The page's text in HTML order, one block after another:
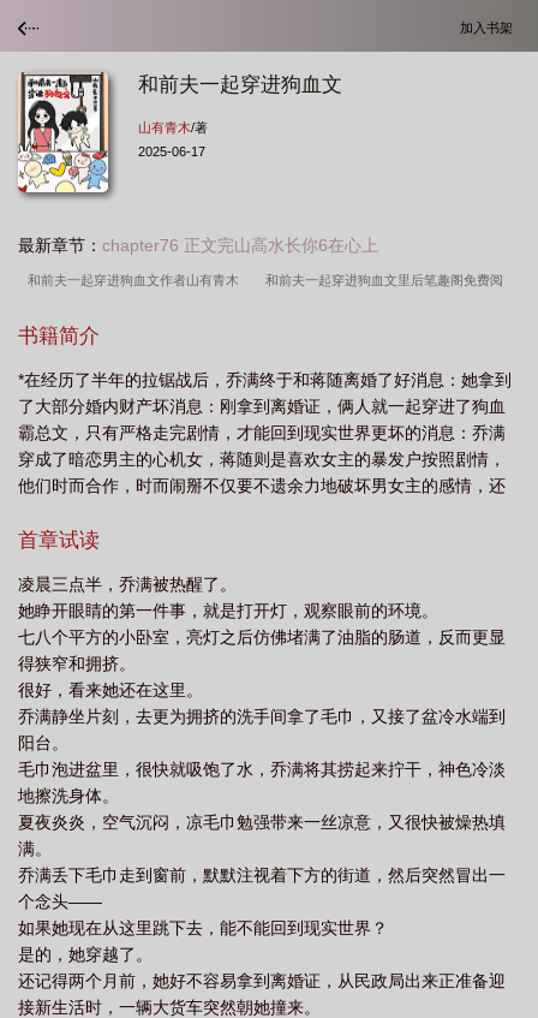
加入书架
和前夫一起穿进狗血文
山有青木/著
2025-06-17
最新章节： chapter76 正文完山高水长你6在心上
和前夫一起穿进狗血文作者山有青木 和前夫一起穿进狗血文里后笔趣阁免费阅
里后笔趣阁
读 和前夫一起穿越了 和前夫一起穿进狗血文100章 和前夫一起穿进狗血文
的世界 和前夫一起穿进狗血文txt 和前夫一起穿进狗血文里的 和前夫一起
穿进狗血文免费阅读番外 和前夫一起重生了[七零 和前夫一起穿进狗血文笔趣
阁71 前夫一起穿进狗血文作者山有青木 和前夫一起穿进狗血文类似的 和
青木 和前夫一起穿越了[七零
书籍简介
*在经历了半年的拉锯战后，乔满终于和蒋随离婚了好消息：她拿到
了大部分婚内财产坏消息：刚拿到离婚证，俩人就一起穿进了狗血
霸总文，只有严格走完剧情，才能回到现实世界更坏的消息：乔满
穿成了暗恋男主的心机女，蒋随则是喜欢女主的暴发户按照剧情，
他们时而合作，时而闹掰不仅要不遗余力地破坏男女主的感情，还
样，所有的大尺度剧情都在我俩身上，这合理吗？蒋随：请尊重作
钱，轻飘飘砸在乔满身上他：下次再欺负她，我就弄死你其他人：
台词很霸气，但你为什么要跪着说？#你们不懂，下一个剧情是她扇
我巴掌##我是演的，但她会玩真的##大概是一个‘真·豪门前夫妻，一
起在小学鸡霸总文里演弱智反派’的故事#================预收
《他是龙》快来快来收藏！文案：袁盈那个失踪三年的男朋友回来
了“你的意思是，你的真实身份是一条龙，当初不告而别是为了回到
龙国，跟兄弟姐妹抢亿万家产然后送给我？”“是的。”袁盈伸手：亿
万家产呢？烛风：没带袁盈：没带你回来干什么？烛风坦然地脱下
裤子：发*期到了，回来跟你生小龙袁盈微笑，报警#他真是龙##他
真有亿万家产##龙族进入成熟期后，非同族的伴侣身体也会发生某
些变化##所以把人撵走后，袁盈才发现，是她的发*期到了#
首章试读
凌晨三点半，乔满被热醒了。
她睁开眼睛的第一件事，就是打开灯，观察眼前的环境。
七八个平方的小卧室，亮灯之后仿佛堵满了油脂的肠道，反而更显
得狭窄和拥挤。
很好，看来她还在这里。
乔满静坐片刻，去更为拥挤的洗手间拿了毛巾，又接了盆冷水端到
阳台。
毛巾泡进盆里，很快就吸饱了水，乔满将其捞起来拧干，神色冷淡
地擦洗身体。
夏夜炎炎，空气沉闷，凉毛巾勉强带来一丝凉意，又很快被燥热填
满。
乔满丢下毛巾走到窗前，默默注视着下方的街道，然后突然冒出一
个念头——
如果她现在从这里跳下去，能不能回到现实世界？
是的，她穿越了。
还记得两个月前，她好不容易拿到离婚证，从民政局出来正准备迎
接新生活时，一辆大货车突然朝她撞来。